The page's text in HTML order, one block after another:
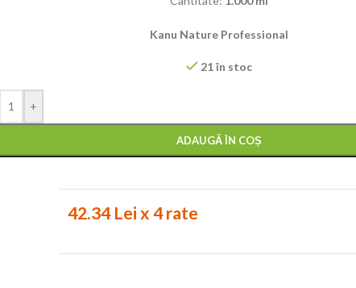
Kanu Nature Professional
21 în stoc
+
ADAUGĂ ÎN COȘ
42.34 Lei x 4 rate